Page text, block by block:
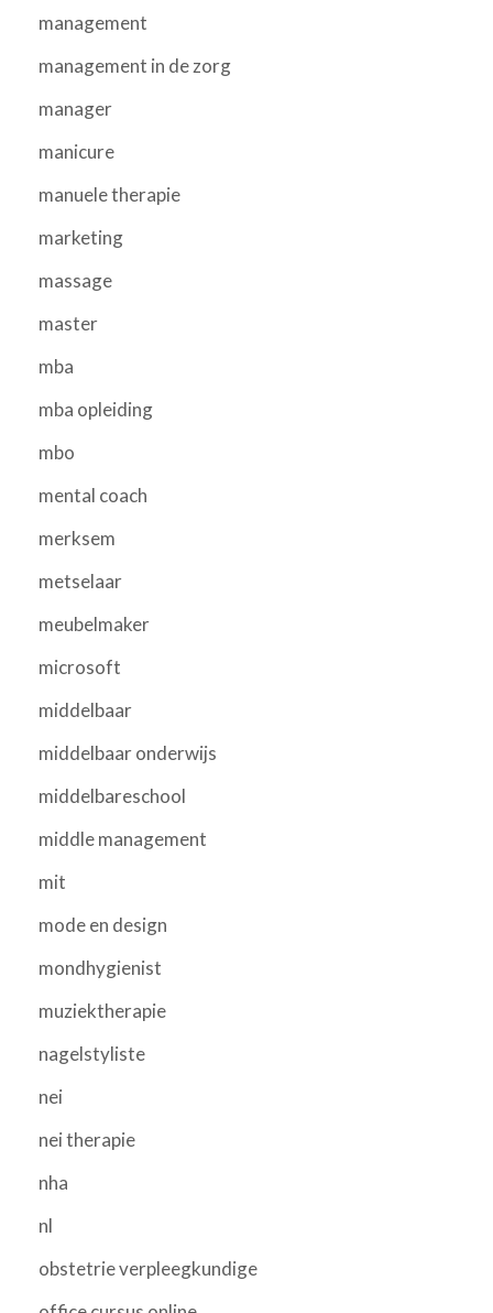
management
management in de zorg
manager
manicure
manuele therapie
marketing
massage
master
mba
mba opleiding
mbo
mental coach
merksem
metselaar
meubelmaker
microsoft
middelbaar
middelbaar onderwijs
middelbareschool
middle management
mit
mode en design
mondhygienist
muziektherapie
nagelstyliste
nei
nei therapie
nha
nl
obstetrie verpleegkundige